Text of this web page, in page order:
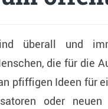
überall und
die für die
pfiffigen Ideen für
oder neuen